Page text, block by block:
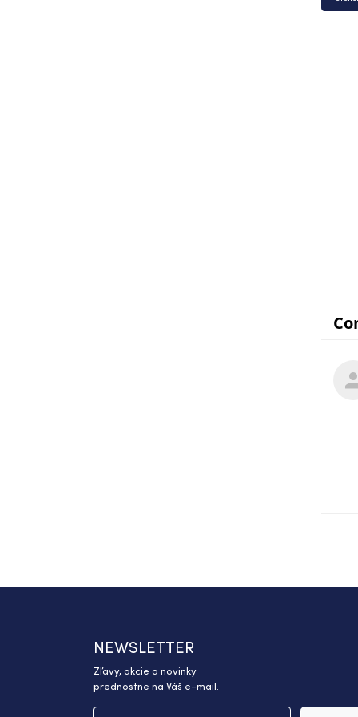
NEWSLETTER
Zľavy, akcie a novinky
prednostne na Váš e-mail.